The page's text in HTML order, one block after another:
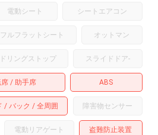
電動シート シートエアコン
フルフラットシート オットマン
リングストップ スライドドア-
助手席 ABS
バック 全周囲 障害物センサー
電動リアゲート 盗難防止装置